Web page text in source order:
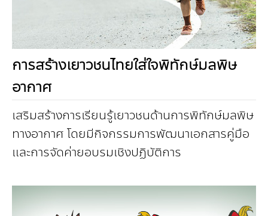
การสร้างเยาวชนไทยใส่ใจพิทักษ์มลพิษ
อากาศ
เสริมสร้างการเรียนรู้เยาวชนด้านการพิทักษ์มลพิษ
ทางอากาศ โดยมีกิจกรรมการพัฒนาเอกสารคู่มือ
และการจัดค่ายอบรมเชิงปฏิบัติการ